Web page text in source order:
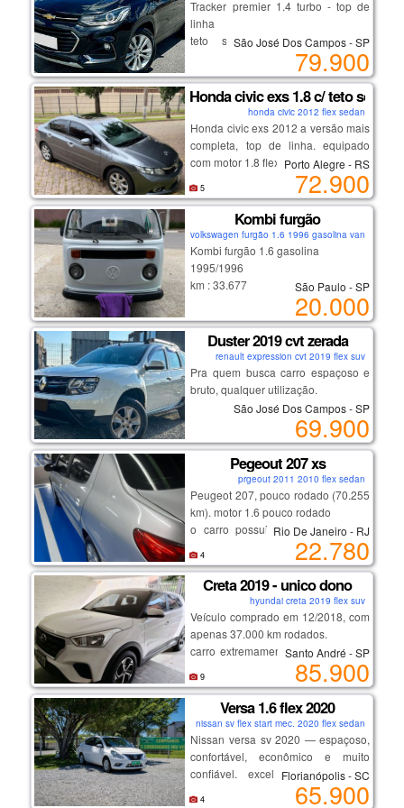
auxiliar, banco de couro, banco do
motorista e volante com ajuste de
altura, alarme, vidros elétricos e
freios abs.. carro de mulher –olhou
levou. preço: r$118.000,00. tel: (21)
98444-3050 / (21) 98755-5676
(somente zap).
impecáveis, com preço reduzido
similar ao modelo intermediário.
Tracker premier 1.4 turbo - top de
linha
teto solar, bancos em couro,
chave presencial, multimídia,
volante multifuncional.
excelente procedência e
conservação. venha conferir!
São José Dos Campos - SP
79.900
Honda civic exs 1.8 c/ teto solar
honda civic 2012 flex sedan
Honda civic exs 2012 a versão mais
completa, top de linha. equipado
com motor 1.8 flex (140 cv) e câmbio
automático de 5 marchas, teto solar,
controle de estabilidade, bancos em
couro e paddle shifts (cambio
borboleta).
Porto Alegre - RS
72.900
5
Kombi furgão
volkswagen furgão 1.6 1996 gasolina van
Kombi furgão 1.6 gasolina
1995/1996
km : 33.677
km original, pneus em bom estado,
funcionando.
com troca recente da bateria, tanque
e limpeza completa da carburação
São Paulo - SP
20.000
Duster 2019 cvt zerada
renault expression cvt 2019 flex suv
Pra quem busca carro espaçoso e
bruto, qualquer utilização.
melhor versão, motor sce
indestrutível, corrente de comando.
câmbio cvt imparável, trocas suaves
e consumo baixo.
auxiliar de subida em rampa,
computador de bordo, modo eco.
rodas de liga, ajuste de bancos,
multimídia e muito mais...
segundo dono, nota de zero,
cautelar 100% sem repintura.
oportunidade de adquirir o melhor
da região, confira!
_______________________
São José Dos Campos - SP
69.900
Pegeout 207 xs
prgeout 2011 2010 flex sedan
Peugeot 207, pouco rodado (70.255
km). motor 1.6 pouco rodado
o carro possui ar condicionado e
vidros e travas elétricas.
além disso, está com ipva pago,
trazendo ainda mais tranquilidade
ao novo proprietário, carro de
garagem coberta, uso familiaar.
Rio De Janeiro - RJ
22.780
4
Creta 2019 - unico dono
hyundai creta 2019 flex suv
Veículo comprado em 12/2018, com
apenas 37.000 km rodados.
carro extremamente bem cuidado e
100% original ,sem retoques de
pintura.
* 80% da quilometragem em estrada
tendo um baixo desgaste.
* rodagem macia, silenciosa e sem
ruídos
* estepe nunca utilizado
* manual + chave reserva
* multimídia com apple carplay e
Santo André - SP
85.900
9
Versa 1.6 flex 2020
nissan sv flex start mec. 2020 flex sedan
Nissan versa sv 2020 — espaçoso,
confortável, econômico e muito
confiável. excelente opção para
família, aplicativo ou quem busca
Florianópolis - SC
65.900
4